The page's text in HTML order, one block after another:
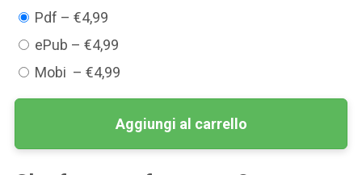
Pdf – €4,99
ePub – €4,99
Mobi – €4,99
Aggiungi al carrello